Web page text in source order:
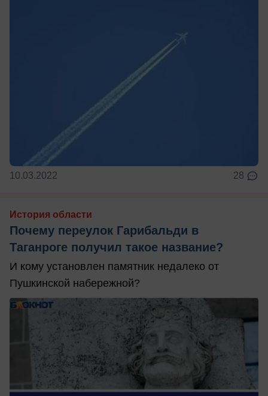
10.03.2022 28
История области
Почему переулок Гарибальди в
Таганроге получил такое название?
И кому установлен памятник недалеко от
Пушкинской набережной?